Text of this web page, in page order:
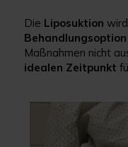
Die Liposuktion wird
Behandlungsoption
Maßnahmen nicht
idealen Zeitpunkt